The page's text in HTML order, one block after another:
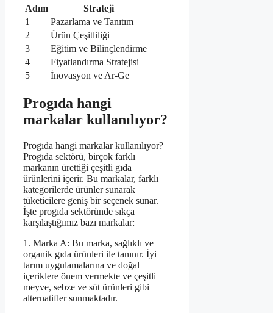
Adım
Strateji
1
Pazarlama ve Tanıtım
2
Ürün Çeşitliliği
3
Eğitim ve Bilinçlendirme
4
Fiyatlandırma Stratejisi
5
İnovasyon ve Ar-Ge
Progıda hangi
markalar kullanılıyor?
Progıda hangi markalar kullanılıyor?
Progıda sektörü, birçok farklı
markanın ürettiği çeşitli gıda
ürünlerini içerir. Bu markalar, farklı
kategorilerde ürünler sunarak
tüketicilere geniş bir seçenek sunar.
İşte progıda sektöründe sıkça
karşılaştığımız bazı markalar:
1. Marka A: Bu marka, sağlıklı ve
organik gıda ürünleri ile tanınır. İyi
tarım uygulamalarına ve doğal
içeriklere önem vermekte ve çeşitli
meyve, sebze ve süt ürünleri gibi
alternatifler sunmaktadır.